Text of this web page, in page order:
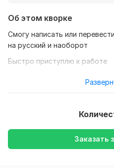
Об этом кворке
Смогу написать или
на русский и наоборот
Быстро приступлю к работе
Чтобы выполнить ваш заказ,
текст ( желательно в
желаемый перевод ( с
Заказать